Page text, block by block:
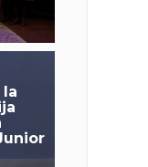
la